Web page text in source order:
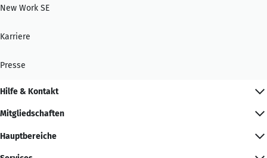
New Work SE
Karriere
Presse
Hilfe & Kontakt
Mitgliedschaften
Hauptbereiche